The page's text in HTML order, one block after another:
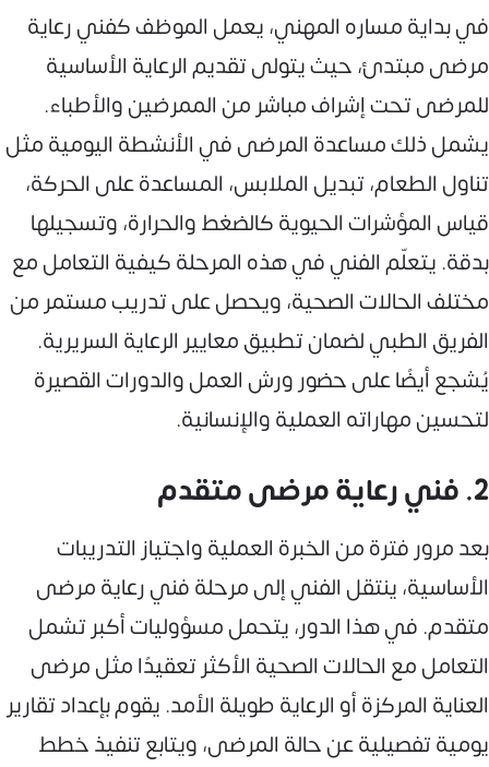
في بداية مساره المهني، يعمل الموظف كفني رعاية
مرضى مبتدئ، حيث يتولى تقديم الرعاية الأساسية
للمرضى تحت إشراف مباشر من الممرضين والأطباء.
يشمل ذلك مساعدة المرضى في الأنشطة اليومية مثل
تناول الطعام، تبديل الملابس، المساعدة على الحركة،
قياس المؤشرات الحيوية كالضغط والحرارة، وتسجيلها
بدقة. يتعلّم الفني في هذه المرحلة كيفية التعامل مع
مختلف الحالات الصحية، ويحصل على تدريب مستمر من
الفريق الطبي لضمان تطبيق معايير الرعاية السريرية.
يُشجع أيضًا على حضور ورش العمل والدورات القصيرة
لتحسين مهاراته العملية والإنسانية.
2. فني رعاية مرضى متقدم
بعد مرور فترة من الخبرة العملية واجتياز التدريبات
الأساسية، ينتقل الفني إلى مرحلة فني رعاية مرضى
متقدم. في هذا الدور، يتحمل مسؤوليات أكبر تشمل
التعامل مع الحالات الصحية الأكثر تعقيدًا مثل مرضى
العناية المركزة أو الرعاية طويلة الأمد. يقوم بإعداد تقارير
يومية تفصيلية عن حالة المرضى، ويتابع تنفيذ خطط